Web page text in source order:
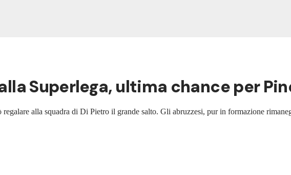
Superlega, ultima chance per
alla squadra di Di Pietro il grande salto. Gli abruzzesi, pur in formazione